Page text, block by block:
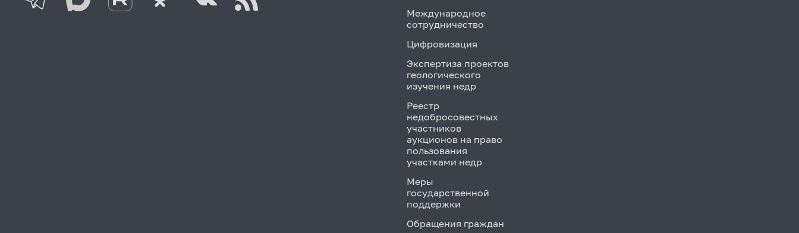
Международное
сотрудничество
Цифровизация
Экспертиза проектов
геологического
изучения недр
Реестр
недобросовестных
участников
аукционов на право
пользования
участками недр
Меры
государственной
поддержки
Обращения граждан